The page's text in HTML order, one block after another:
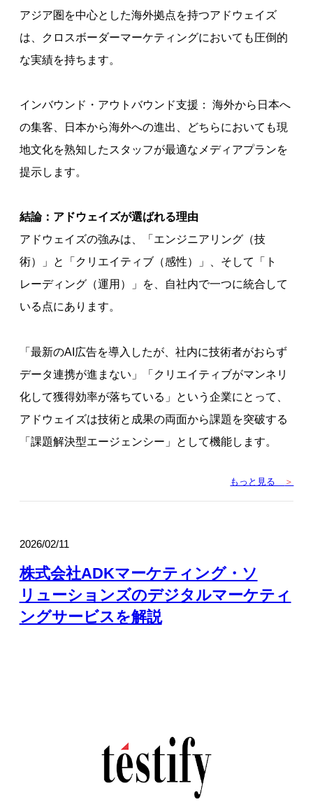
アジア圏を中心とした海外拠点を持つアドウェイズ
は、クロスボーダーマーケティングにおいても圧倒的
な実績を持ちます。
インバウンド・アウトバウンド支援： 海外から日本へ
の集客、日本から海外への進出、どちらにおいても現
地文化を熟知したスタッフが最適なメディアプランを
提示します。
結論：アドウェイズが選ばれる理由
アドウェイズの強みは、「エンジニアリング（技
術）」と「クリエイティブ（感性）」、そして「ト
レーディング（運用）」を、自社内で一つに統合して
いる点にあります。
「最新のAI広告を導入したが、社内に技術者がおらず
データ連携が進まない」「クリエイティブがマンネリ
化して獲得効率が落ちている」という企業にとって、
アドウェイズは技術と成果の両面から課題を突破する
「課題解決型エージェンシー」として機能します。
もっと見る ＞
2026/02/11
株式会社ADKマーケティング・ソ
リューションズのデジタルマーケティ
ングサービスを解説